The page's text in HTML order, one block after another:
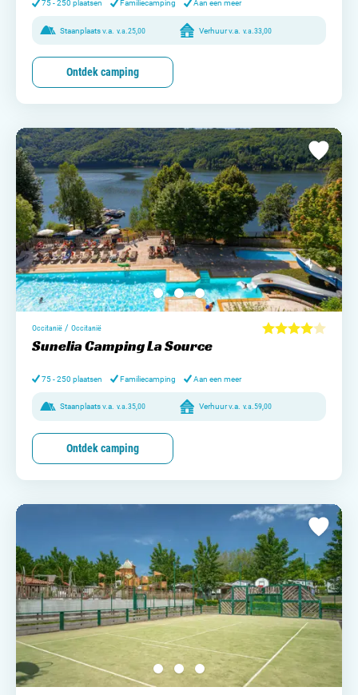
75 - 250 plaatsen Familiecamping Aan een meer
Staanplaats v.a. v.a. 25,00 Verhuur v.a. v.a. 33,00
Ontdek camping
Occitanië / Occitanië
Sunelia Camping La Source
75 - 250 plaatsen Familiecamping Aan een meer
Staanplaats v.a. v.a.35,00 Verhuur v.a. v.a.59,00
Ontdek camping